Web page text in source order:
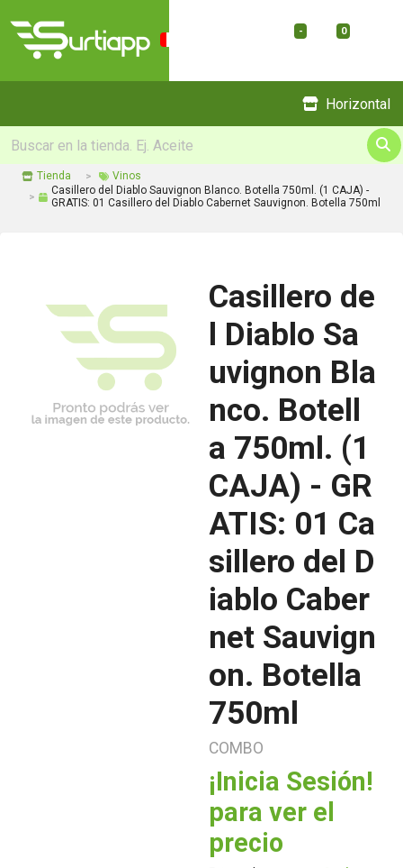
- 0
Horizontal
Tienda
Vinos
Casillero del Diablo Sauvignon Blanco. Botella 750ml. (1 CAJA) -
GRATIS: 01 Casillero del Diablo Cabernet Sauvignon. Botella 750ml
Casillero de
l Diablo Sa
uvignon Bla
nco. Botell
a 750ml. (1
CAJA) - GR
ATIS: 01 Ca
sillero del D
iablo Caber
net Sauvign
on. Botella
750ml
COMBO
¡Inicia Sesión!
para ver el
precio